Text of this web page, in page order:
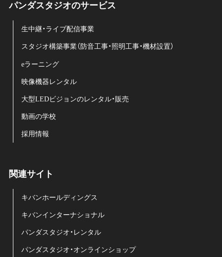
パンダスタジオのサービス
生中継・ライブ配信事業
スタジオ構築事業（防音工事・照明工事・機材設置）
eラーニング
映像機器レンタル
大型LEDビジョンのレンタル・販売
動画の学校
採用情報
関連サイト
キバンホールディングス
キバンインターナショナル
パンダスタジオ・レンタル
パンダスタジオ・オンラインショップ